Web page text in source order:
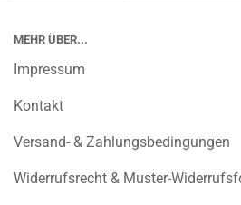
MEHR ÜBER...
Impressum
Kontakt
Versand- & Zahlungsbedingungen
Widerrufsrecht & Muster-